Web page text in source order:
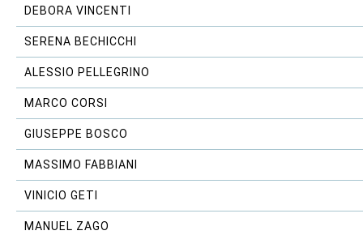
DEBORA VINCENTI
SERENA BECHICCHI
ALESSIO PELLEGRINO
MARCO CORSI
GIUSEPPE BOSCO
MASSIMO FABBIANI
VINICIO GETI
MANUEL ZAGO